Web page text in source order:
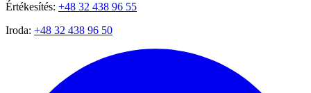
Értékesítés: +48 32 438 96 55
Iroda: +48 32 438 96 50